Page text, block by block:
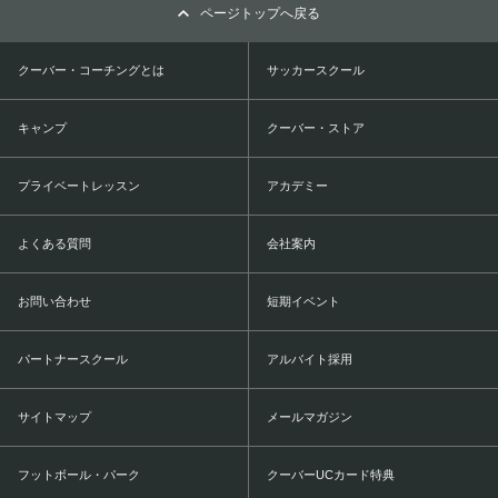
ページトップへ戻る
クーバー・コーチングとは サッカースクール
キャンプ クーバー・ストア
プライベートレッスン アカデミー
よくある質問 会社案内
お問い合わせ 短期イベント
パートナースクール アルバイト採用
サイトマップ メールマガジン
フットボール・パーク クーバーUCカード特典